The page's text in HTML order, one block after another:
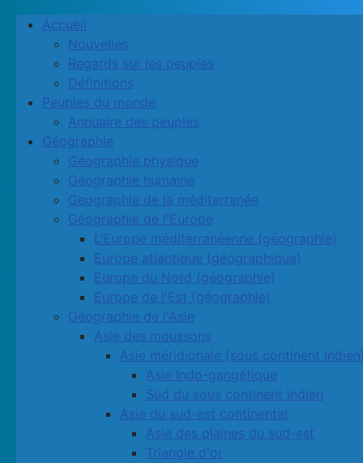
Accueil
Nouvelles
Regards sur les peuples
Définitions
Peuples du monde
Annuaire des peuples
Géographie
Géographie physique
Géographie humaine
Geographie de la méditerranée
Géographie de l'Europe
L’Europe méditerranéenne (géographie)
Europe atlantique (géographique)
Europe du Nord (géographie)
Europe de l'Est (géographie)
Géographie de l'Asie
Asie des moussons
Asie méridionale (sous continent
Asie Indo-gangétique
Sud du sous continent indien
Asie du sud-est continental
Asie des plaines du sud-est
Triangle d'or